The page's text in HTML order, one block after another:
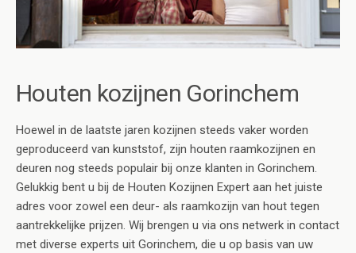
Houten kozijnen Gorinchem
Hoewel in de laatste jaren kozijnen steeds vaker worden
geproduceerd van kunststof, zijn houten raamkozijnen en
deuren nog steeds populair bij onze klanten in Gorinchem.
Gelukkig bent u bij de Houten Kozijnen Expert aan het juiste
adres voor zowel een deur- als raamkozijn van hout tegen
aantrekkelijke prijzen. Wij brengen u via ons netwerk in contact
met diverse experts uit Gorinchem, die u op basis van uw